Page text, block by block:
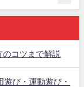
コツまで解説
び・運動遊び・